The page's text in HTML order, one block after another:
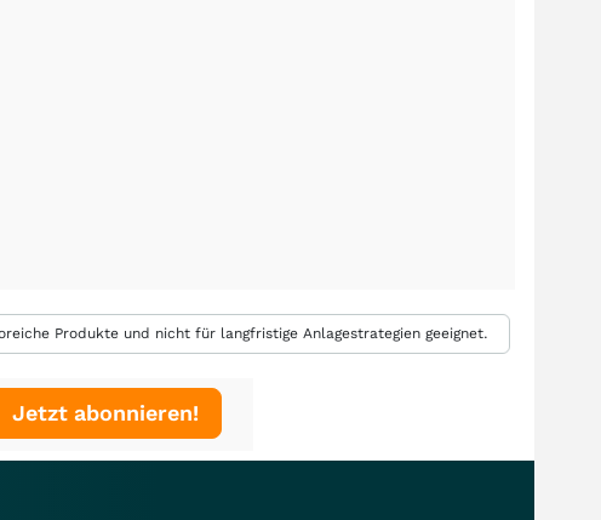
Produkte und nicht für langfristige Anlagestrategien geeignet.
Jetzt abonnieren!